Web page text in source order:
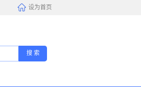
设为首页
搜 索